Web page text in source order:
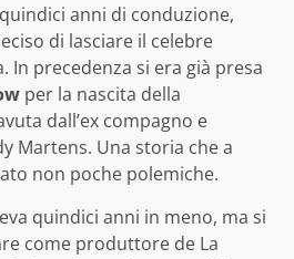
anni di conduzione,
di lasciare il celebre
In precedenza si era già presa
per la nascita della
dall’ex compagno e
Martens. Una storia che a
non poche polemiche.
quindici anni in meno, ma si
come produttore de La